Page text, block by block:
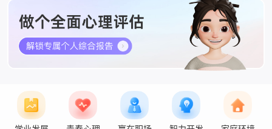
MBTI
九型人格